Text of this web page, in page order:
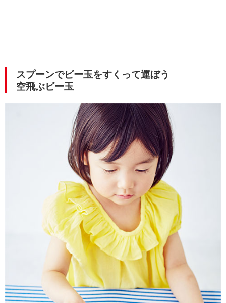
スプーンでビー玉をすくって運ぼう
空飛ぶビー玉